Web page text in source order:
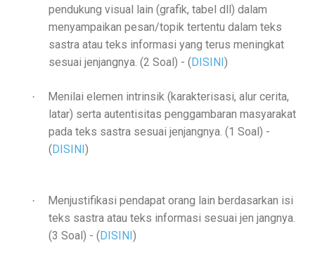
pendukung visual lain (grafik, tabel dll) dalam
menyampaikan pesan/topik tertentu dalam teks
sastra atau teks informasi yang terus meningkat
sesuai jenjangnya. (2 Soal) - (DISINI)
·
Menilai elemen intrinsik (karakterisasi, alur cerita,
latar) serta autentisitas penggambaran masyarakat
pada teks sastra sesuai jenjangnya. (1 Soal) -
(DISINI)
·
Menjustifikasi pendapat orang lain berdasarkan isi
teks sastra atau teks informasi sesuai jen jangnya.
(3 Soal) - (DISINI)